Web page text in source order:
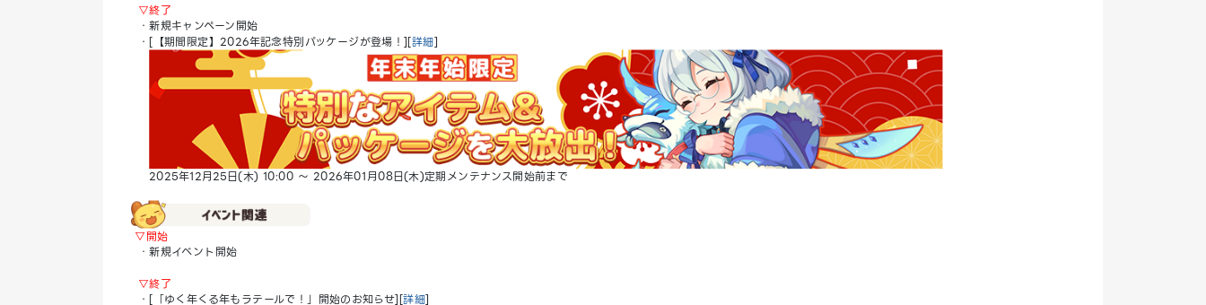
▽終了
・新規キャンペーン開始
・[【期間限定】2026年記念特別パッケージが登場！][詳細]
2025年12月25日(木) 10:00 ～ 2026年01月08日(木)定期メンテナンス開始前まで
▽開始
・新規イベント開始
▽終了
・[「ゆく年くる年もラテールで！」開始のお知らせ][詳細]